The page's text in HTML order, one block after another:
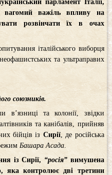
парламент Італії,
вагомий важіль впливу на
розвінчати їх в очах
італійського виборця
та ультраправих
союзників.
в’язниці та колонії, звідки
та канібалів, прийняв
бійців із Сирії, де російська
Башара Асада
із Сирії, “росія”вимушена
яка контролює дві третини